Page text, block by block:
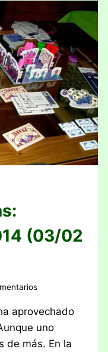
(03/02
aprovechado
uno
de más. En la